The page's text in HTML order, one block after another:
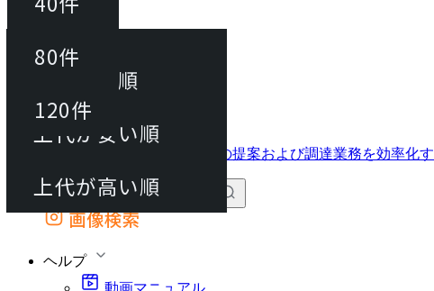
動画マニュアル
FAQ
カート
外部サイトの商品をカートに追加
画像検索
ヘルプ
動画マニュアル
40件
80件
並び替え
おすすめ順
上代が安い順
上代が高い順
80件
120件